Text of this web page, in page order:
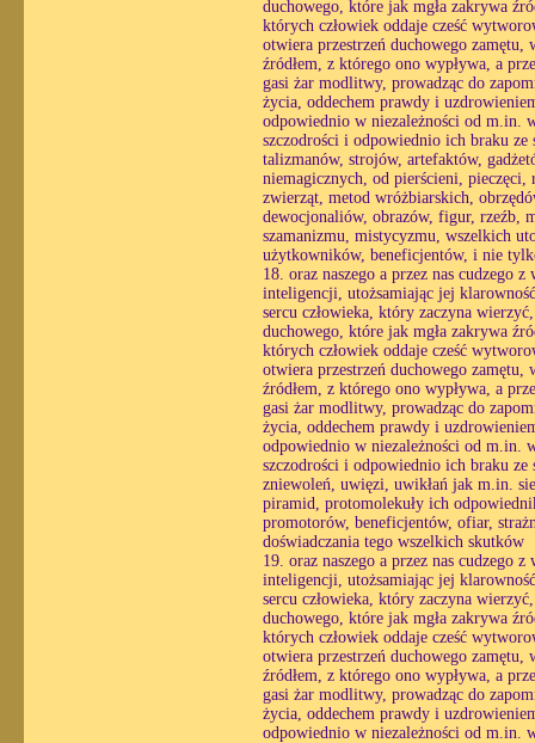
duchowego, które jak mgła zakrywa
których człowiek oddaje cześć
otwiera przestrzeń duchowego zamętu,
źródłem, z którego ono wypływa, a
gasi żar modlitwy, prowadząc do
życia, oddechem prawdy i
odpowiednio w niezależności od m.in.
szczodrości i odpowiednio ich braku
talizmanów, strojów, artefaktów,
niemagicznych, od pierścieni,
zwierząt, metod wróżbiarskich,
dewocjonaliów, obrazów, figur, rzeźb,
szamanizmu, mistycyzmu, wszelkich
użytkowników, beneficjentów, i nie
18. oraz naszego a przez nas cudzego
inteligencji, utożsamiając jej
sercu człowieka, który zaczyna
duchowego, które jak mgła zakrywa
których człowiek oddaje cześć
otwiera przestrzeń duchowego zamętu,
źródłem, z którego ono wypływa, a
gasi żar modlitwy, prowadząc do
życia, oddechem prawdy i
odpowiednio w niezależności od m.in.
szczodrości i odpowiednio ich braku
zniewoleń, uwięzi, uwikłań jak m.in.
piramid, protomolekuły ich
promotorów, beneficjentów, ofiar,
doświadczania tego wszelkich skutków
19. oraz naszego a przez nas cudzego
inteligencji, utożsamiając jej
sercu człowieka, który zaczyna
duchowego, które jak mgła zakrywa
których człowiek oddaje cześć
otwiera przestrzeń duchowego zamętu,
źródłem, z którego ono wypływa, a
gasi żar modlitwy, prowadząc do
życia, oddechem prawdy i
odpowiednio w niezależności od m.in.